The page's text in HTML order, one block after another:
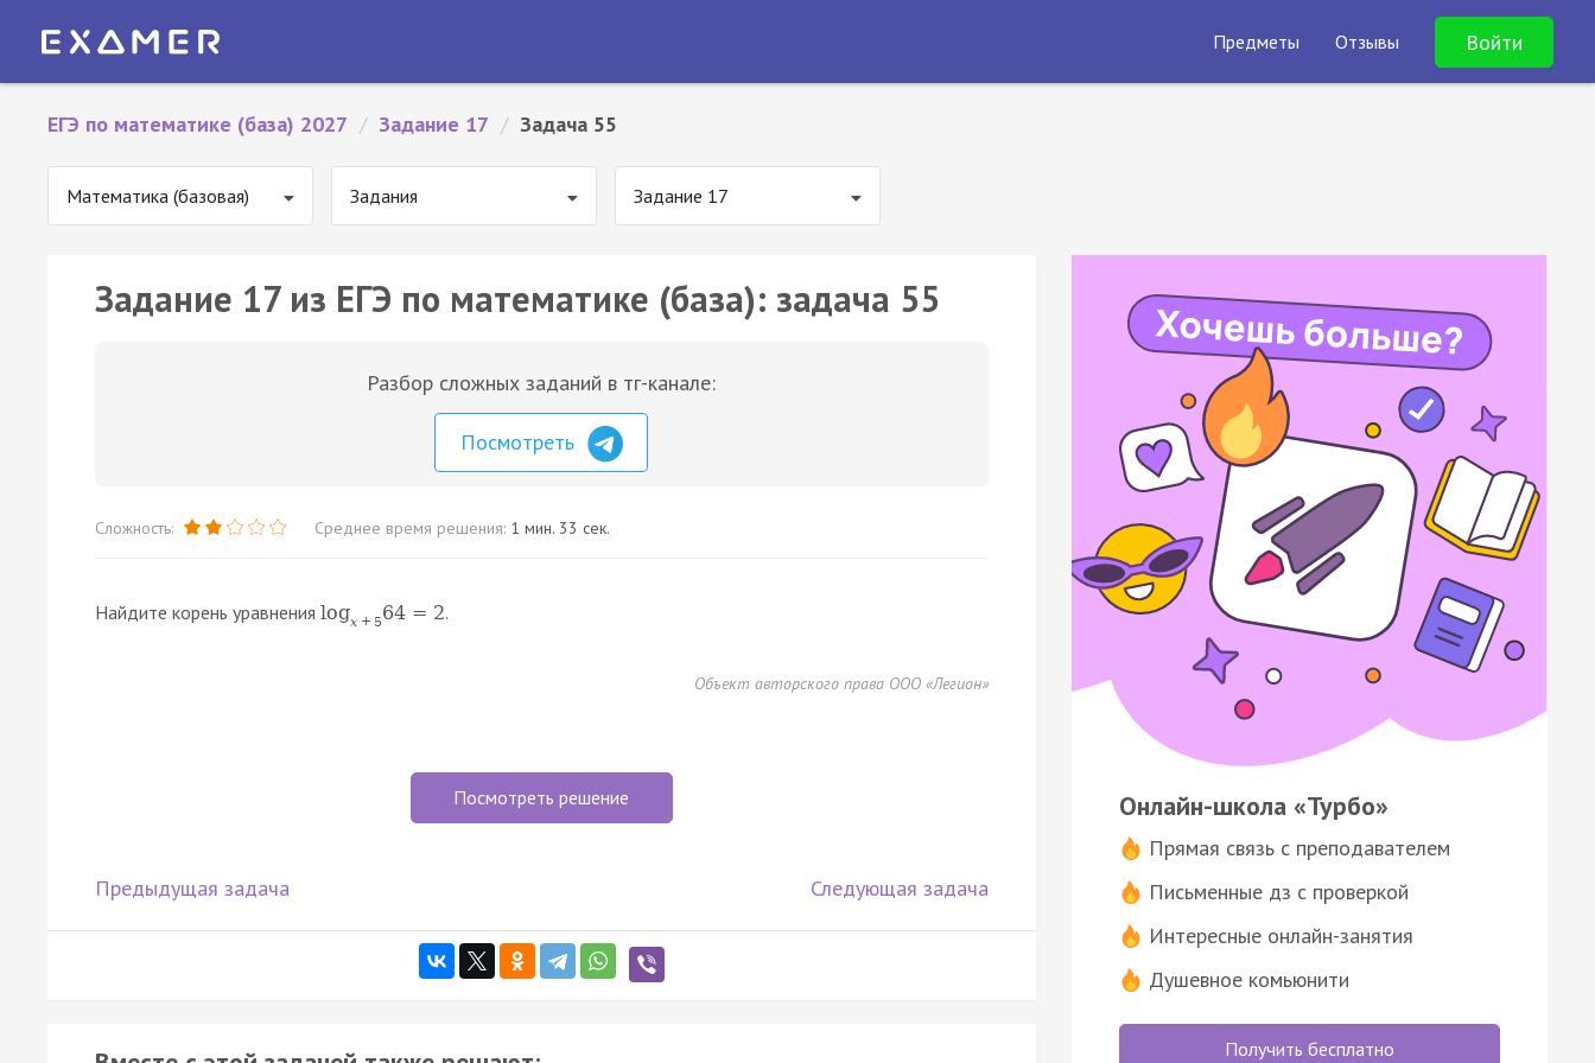
Предметы Отзывы Войти
ЕГЭ по математике (база) 2027 / Задание 17 / Задача 55
Математика (базовая) Задания Задание 17
Задание 17 из ЕГЭ по математике (база): задача 55
Разбор сложных заданий в тг-канале:
Посмотреть
Сложность: Среднее время решения: 1 мин. 33 сек.
Найдите корень уравнения logx + 564 = 2.
Объект авторского права ООО «Легион»
Посмотреть решение
Предыдущая задача Следующая задача
Онлайн-школа «Турбо»
Прямая связь с преподавателем
Письменные дз с проверкой
Интересные онлайн-занятия
Душевное комьюнити
Получить бесплатно